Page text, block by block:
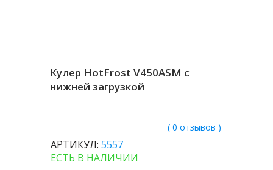
Кулер HotFrost V450ASM с
нижней загрузкой
( 0 отзывов )
АРТИКУЛ: 5557
ЕСТЬ В НАЛИЧИИ